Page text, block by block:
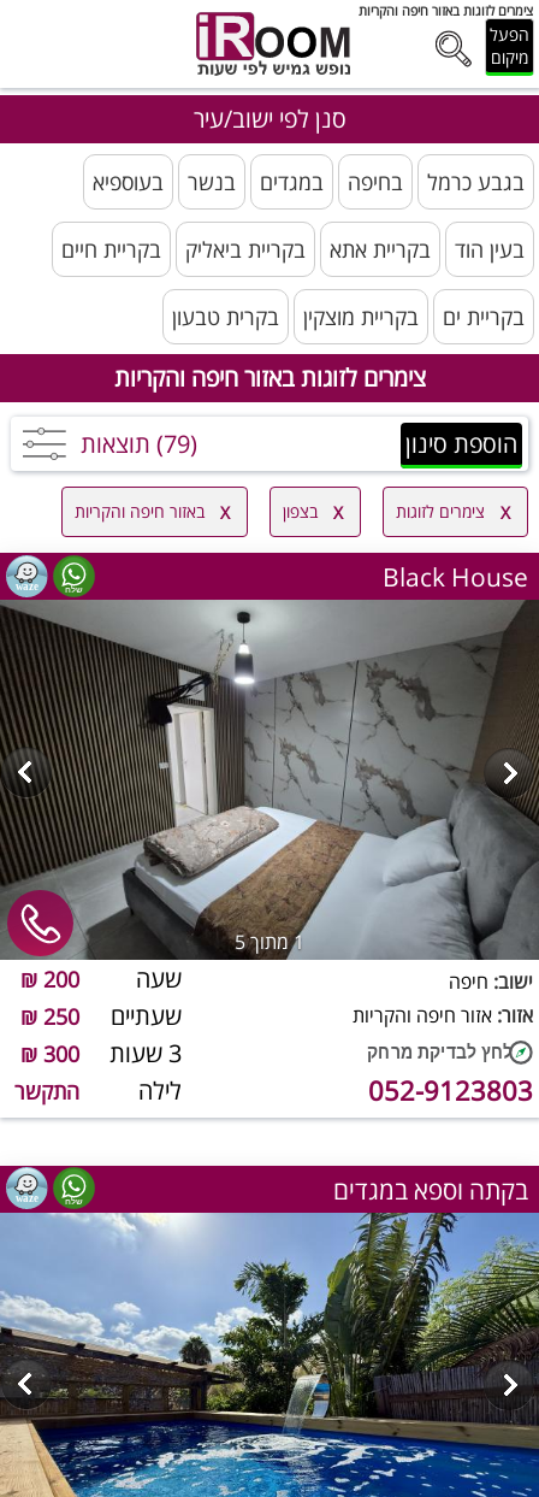
צימרים לזוגות באזור חיפה והקריות
הפעל
מיקום
סנן לפי ישוב/עיר
בגבע כרמל בחיפה במגדים בנשר בעוספיא
בעין הוד בקריית אתא בקריית ביאליק בקריית חיים
בקריית ים בקריית מוצקין בקרית טבעון
צימרים לזוגות באזור חיפה והקריות
הוספת סינון (79) תוצאות
צימרים לזוגות בצפון באזור חיפה והקריות
Black House
1מתוך 5
שעה 200 ₪
שעתיים 250 ₪
3 שעות 300 ₪
לילה התקשר
ישוב: חיפה
אזור: אזור חיפה והקריות
052-9123803
בקתה וספא במגדים